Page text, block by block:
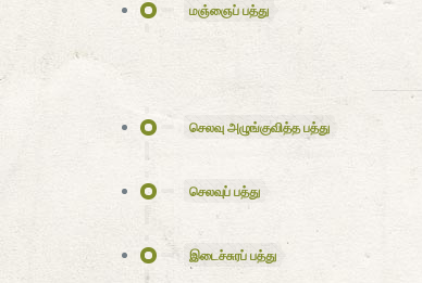
மஞ்ஞைப் பத்து
செலவு அழுங்குவித்த பத்து
செலவுப் பத்து
இடைச்சுரப் பத்து